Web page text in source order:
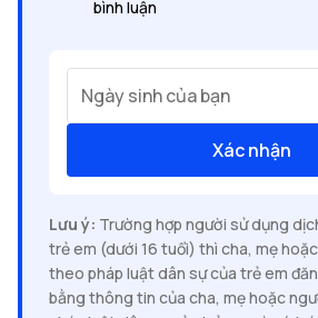
bình luận
Ngày sinh của bạn
Xác nhận
Lưu ý: Trường hợp người sử dụng
trẻ em (dưới 16 tuổi) thì cha, mẹ
theo pháp luật dân sự của trẻ em
bằng thông tin của cha, mẹ hoặc